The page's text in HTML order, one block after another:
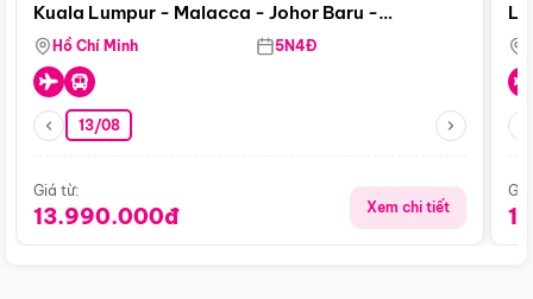
Kuala Lumpur - Malacca - Johor Baru -
Singapore
Hồ Chí Minh 5N4Đ
13/08
Giá từ:
13.990.000đ Xem chi tiết